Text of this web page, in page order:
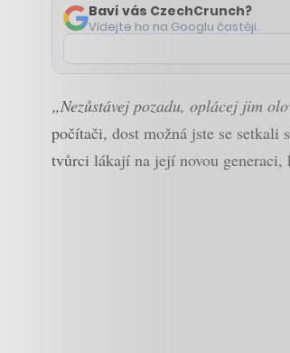
Baví vás CzechCrunch?
Vídejte ho na Googlu častěji.
„Nezůstávej pozadu, oplácej jim
počítači, dost možná jste se setkali
tvůrci lákají na její novou generaci,